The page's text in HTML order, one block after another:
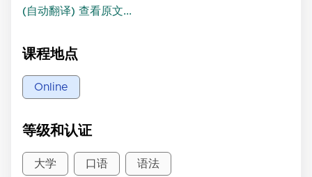
(自动翻译) 查看原文...
课程地点
Online
等级和认证
大学 口语 语法